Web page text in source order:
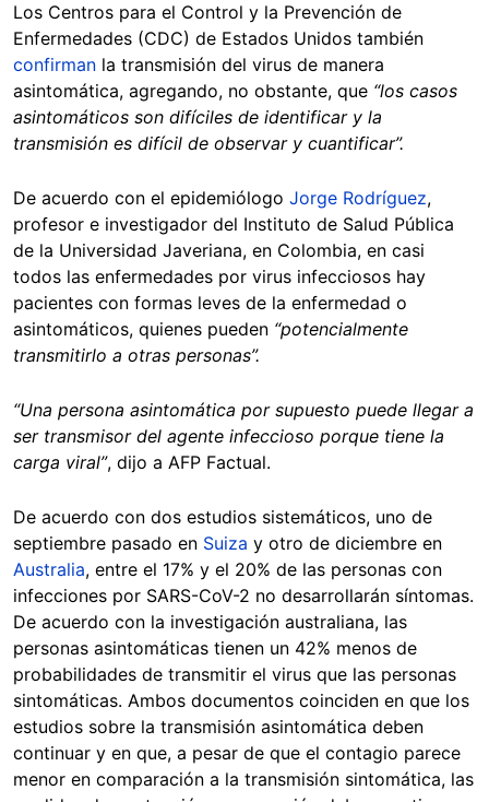
Los Centros para el Control y la Prevención de
Enfermedades (CDC) de Estados Unidos también
confirman la transmisión del virus de manera
asintomática, agregando, no obstante, que “los casos
asintomáticos son difíciles de identificar y la
transmisión es difícil de observar y cuantificar”.
De acuerdo con el epidemiólogo Jorge Rodríguez,
profesor e investigador del Instituto de Salud Pública
de la Universidad Javeriana, en Colombia, en casi
todos las enfermedades por virus infecciosos hay
pacientes con formas leves de la enfermedad o
asintomáticos, quienes pueden “potencialmente
transmitirlo a otras personas”.
“Una persona asintomática por supuesto puede llegar a
ser transmisor del agente infeccioso porque tiene la
carga viral”, dijo a AFP Factual.
De acuerdo con dos estudios sistemáticos, uno de
septiembre pasado en Suiza y otro de diciembre en
Australia, entre el 17% y el 20% de las personas con
infecciones por SARS-CoV-2 no desarrollarán síntomas.
De acuerdo con la investigación australiana, las
personas asintomáticas tienen un 42% menos de
probabilidades de transmitir el virus que las personas
sintomáticas. Ambos documentos coinciden en que los
estudios sobre la transmisión asintomática deben
continuar y en que, a pesar de que el contagio parece
menor en comparación a la transmisión sintomática, las